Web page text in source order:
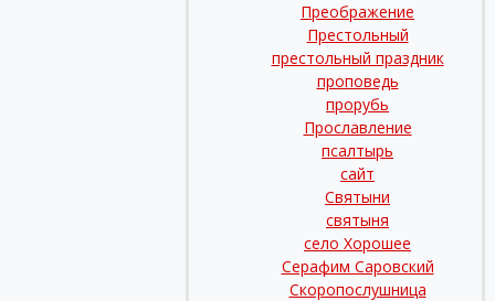
Преображение
Престольный
престольный праздник
проповедь
прорубь
Прославление
псалтырь
сайт
Святыни
святыня
село Хорошее
Серафим Саровский
Скоропослушница